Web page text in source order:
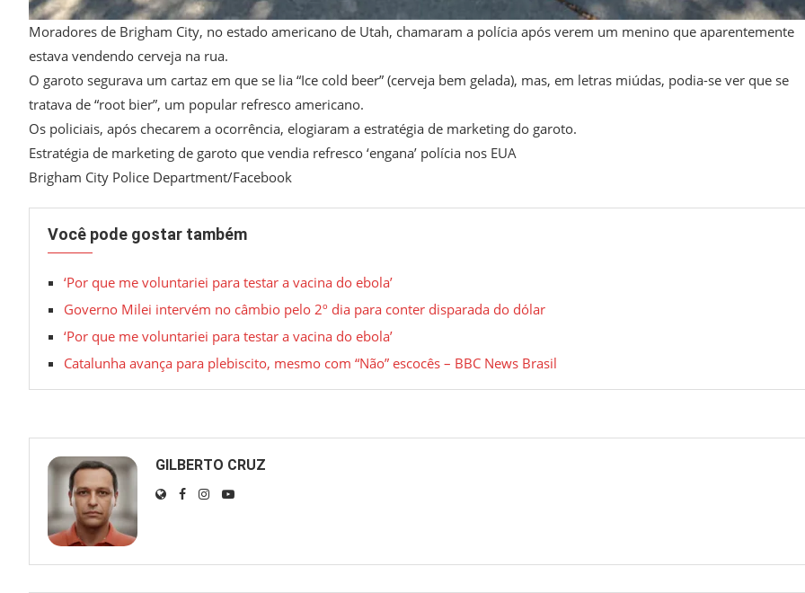
Moradores de Brigham City, no estado americano de Utah, chamaram a polícia após verem um menino que aparentemente
estava vendendo cerveja na rua.
O garoto segurava um cartaz em que se lia “Ice cold beer” (cerveja bem gelada), mas, em letras miúdas, podia-se ver que se
tratava de “root bier”, um popular refresco americano.
Os policiais, após checarem a ocorrência, elogiaram a estratégia de marketing do garoto.
Estratégia de marketing de garoto que vendia refresco ‘engana’ polícia nos EUA
Brigham City Police Department/Facebook
Você pode gostar também
‘Por que me voluntariei para testar a vacina do ebola’
Governo Milei intervém no câmbio pelo 2º dia para conter disparada do dólar
‘Por que me voluntariei para testar a vacina do ebola’
Catalunha avança para plebiscito, mesmo com “Não” escocês – BBC News Brasil
GILBERTO CRUZ